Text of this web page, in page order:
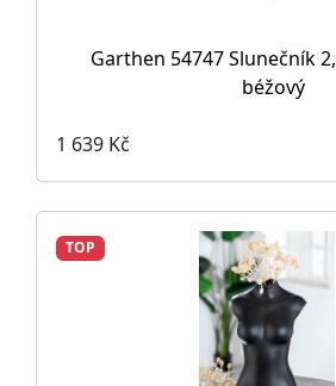
Garthen 54747 Slunečník
béžový
1 639 Kč
TOP